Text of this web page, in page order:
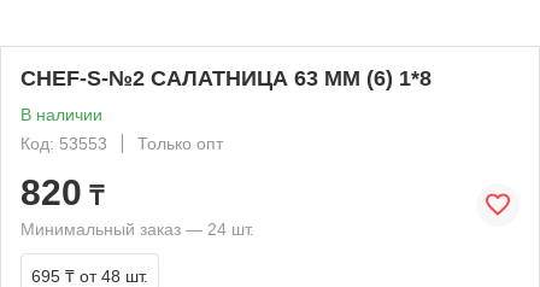
CHEF-S-№2 САЛАТНИЦА 63 ММ (6) 1*8
В наличии
Код: 53553
Только опт
820 ₸
Минимальный заказ — 24 шт.
695 ₸ от 48 шт.